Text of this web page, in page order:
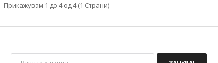
Прикажувам 1 до 4 од 4 (1 Страни)